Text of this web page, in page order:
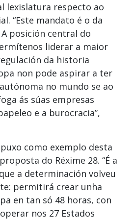
lexislatura respecto ao
“Este mandato é o da
posición central do
liderar a maior
da historia
non pode aspirar a ter
no mundo se ao
ás súas empresas
e a burocracia”,
como exemplo desta
do Réxime 28. “É a
a determinación volveu
permitirá crear unha
en tan só 48 horas, con
nos 27 Estados